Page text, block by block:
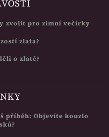
zvolit pro zimní večírky
zlata?
o zlatě?
příběh: Objevíte kouzlo